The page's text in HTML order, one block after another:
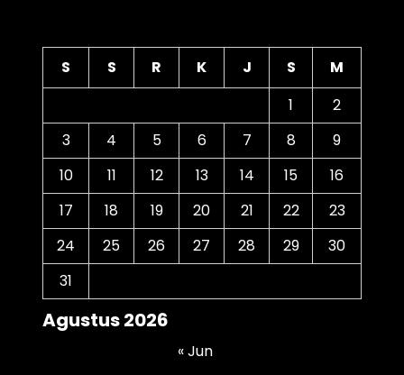
Agustus 2026
S S R K J S
M
1
2
3
4 5 6 7 8
9
10
11 12 13 14 15
16
17
18 19 20 21 22
23
24
25 26 27 28 29
30
31
« Jun